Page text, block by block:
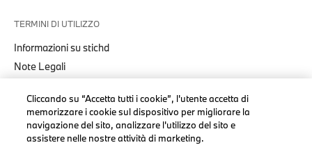
TERMINI DI UTILIZZO
Informazioni su stichd
Note Legali
Cookies
Accessibility Act
Cliccando su “Accetta tutti i cookie”, l'utente accetta di
memorizzare i cookie sul dispositivo per migliorare la
navigazione del sito, analizzare l'utilizzo del sito e
assistere nelle nostre attività di marketing.